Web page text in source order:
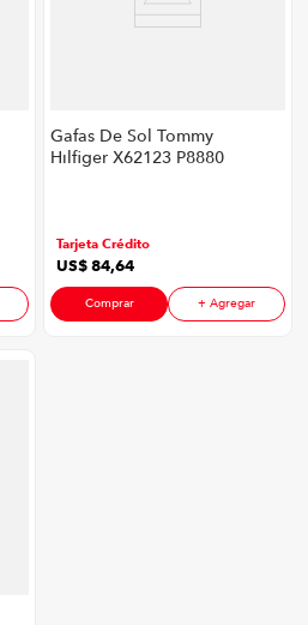
Gafas De Sol Tommy
Hilfiger X62123 P8880
Tarjeta Crédito
US$84,64
Comprar + Agregar